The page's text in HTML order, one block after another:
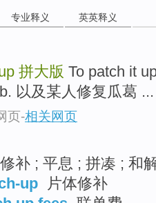
专业释义 英英释义
拼大版 To patch it
以及某人修复瓜葛 ...
页-相关网页
修补 ; 平息 ; 拼凑 ; 和
up
片体修补